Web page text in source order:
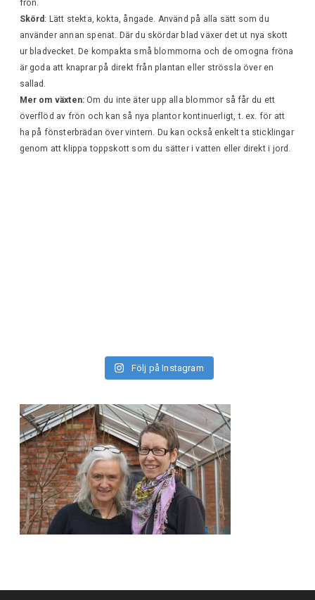
frön.
Skörd : Lätt stekta, kokta, ångade. Använd på alla sätt som du
använder annan spenat. Där du skördar blad växer det ut nya skott
ur bladvecket. De kompakta små blommorna och de omogna fröna
är goda att knaprar på direkt från plantan eller strössla över en
sallad.
Mer om växten:Om du inte äter upp alla blommor så får du ett
överflöd av frön och kan så nya plantor kontinuerligt, t. ex. för att
ha på fönsterbrädan över vintern. Du kan också enkelt ta sticklingar
genom att klippa toppskott som du sätter i vatten eller direkt i jord.
Följ på Instagram